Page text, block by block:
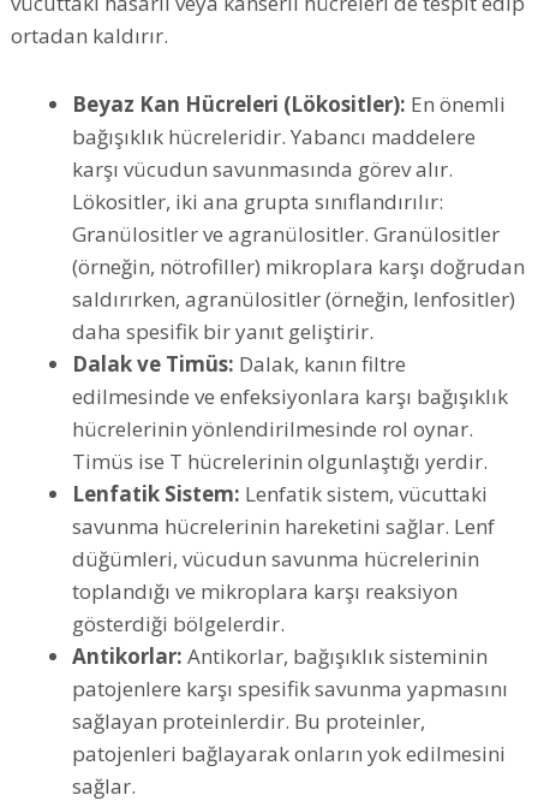
ortadan kaldırır.
Beyaz Kan Hücreleri (Lökositler): En önemli
bağışıklık hücreleridir. Yabancı maddelere
karşı vücudun savunmasında görev alır.
Lökositler, iki ana grupta sınıflandırılır:
Granülositler ve agranülositler. Granülositler
(örneğin, nötrofiller) mikroplara karşı doğrudan
saldırırken, agranülositler (örneğin, lenfositler)
daha spesifik bir yanıt geliştirir.
Dalak ve Timüs: Dalak, kanın filtre
edilmesinde ve enfeksiyonlara karşı bağışıklık
hücrelerinin yönlendirilmesinde rol oynar.
Timüs ise T hücrelerinin olgunlaştığı yerdir.
Lenfatik Sistem: Lenfatik sistem, vücuttaki
savunma hücrelerinin hareketini sağlar. Lenf
düğümleri, vücudun savunma hücrelerinin
toplandığı ve mikroplara karşı reaksiyon
gösterdiği bölgelerdir.
Antikorlar: Antikorlar, bağışıklık sisteminin
patojenlere karşı spesifik savunma yapmasını
sağlayan proteinlerdir. Bu proteinler,
patojenleri bağlayarak onların yok edilmesini
sağlar.